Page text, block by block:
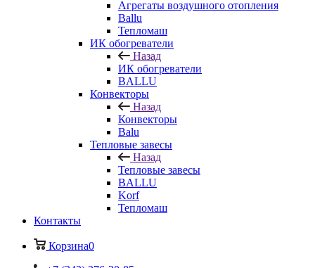
Агрегаты воздушного отопления
Ballu
Тепломаш
ИК обогреватели
Назад
ИК обогреватели
BALLU
Конвекторы
Назад
Конвекторы
Balu
Тепловые завесы
Назад
Тепловые завесы
BALLU
Korf
Тепломаш
Контакты
Корзина0